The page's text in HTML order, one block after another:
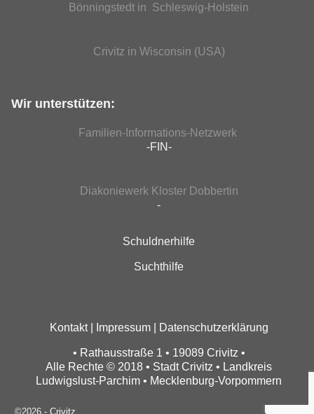
Bönningstedt in Schleswig-Holstein
Crivitz in Wisconsin (USA)
Wir unterstützen:
Familien-Informations-Netzwerk
-FIN-
Diakoniewerk Kloster Dobbertin
-
Schuldnerhilfe
Suchthilfe
Kontakt| Impressum| Datenschutzerklärung
• Rathausstraße 1 • 19089 Crivitz •
Alle Rechte © 2018 • Stadt Crivitz • Landkreis
Ludwigslust-Parchim • Mecklenburg-Vorpommern
©2026 - Crivitz